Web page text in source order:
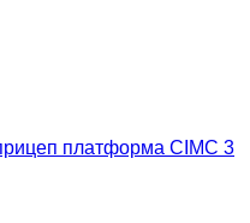
платформа CIMC 3